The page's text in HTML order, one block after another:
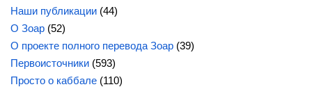
Наши публикации (44)
О Зоар (52)
О проекте полного перевода Зоар (39)
Первоисточники (593)
Просто о каббале (110)